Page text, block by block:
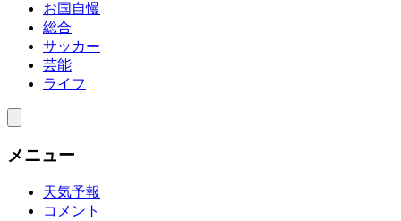
お国自慢
総合
サッカー
芸能
ライフ
メニュー
天気予報
コメント